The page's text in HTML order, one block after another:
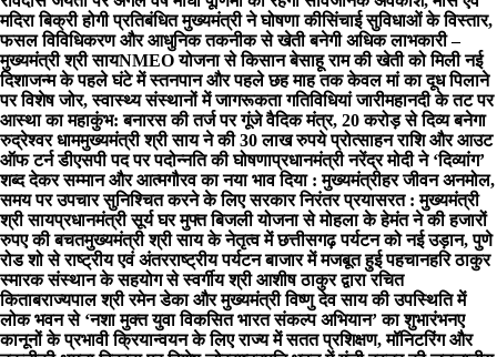
मदिरा बिक्री होगी प्रतिबंधित मुख्यमंत्री ने घोषणा कीसिंचाई सुविधाओं के विस्तार,
फसल विविधिकरण और आधुनिक तकनीक से खेती बनेगी अधिक लाभकारी –
मुख्यमंत्री श्री सायNMEO योजना से किसान बेसाहू राम की खेती को मिली नई
दिशाजन्म के पहले घंटे में स्तनपान और पहले छह माह तक केवल मां का दूध पिलाने
पर विशेष जोर, स्वास्थ्य संस्थानों में जागरूकता गतिविधियां जारीमहानदी के तट पर
आस्था का महाकुंभ: बनारस की तर्ज पर गूंजे वैदिक मंत्र, 20 करोड़ से दिव्य बनेगा
रुद्रेश्वर धाममुख्यमंत्री श्री साय ने की 30 लाख रुपये प्रोत्साहन राशि और आउट
ऑफ टर्न डीएसपी पद पर पदोन्नति की घोषणाप्रधानमंत्री नरेंद्र मोदी ने ‘दिव्यांग’
शब्द देकर सम्मान और आत्मगौरव का नया भाव दिया : मुख्यमंत्रीहर जीवन अनमोल,
समय पर उपचार सुनिश्चित करने के लिए सरकार निरंतर प्रयासरत : मुख्यमंत्री
श्री सायप्रधानमंत्री सूर्य घर मुफ्त बिजली योजना से मोहला के हेमंत ने की हजारों
रुपए की बचतमुख्यमंत्री श्री साय के नेतृत्व में छत्तीसगढ़ पर्यटन को नई उड़ान, पुणे
रोड शो से राष्ट्रीय एवं अंतरराष्ट्रीय पर्यटन बाजार में मजबूत हुई पहचानहरि ठाकुर
स्मारक संस्थान के सहयोग से स्वर्गीय श्री आशीष ठाकुर द्वारा रचित
किताबराज्यपाल श्री रमेन डेका और मुख्यमंत्री विष्णु देव साय की उपस्थिति में
लोक भवन से ‘नशा मुक्त युवा विकसित भारत संकल्प अभियान’ का शुभारंभनए
कानूनों के प्रभावी क्रियान्वयन के लिए राज्य में सतत प्रशिक्षण, मॉनिटरिंग और